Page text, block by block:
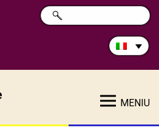
Cerca
nel
RICERCA
MENIU